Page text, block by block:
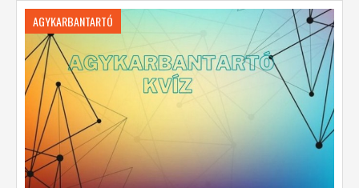
AGYKARBANTARTÓ